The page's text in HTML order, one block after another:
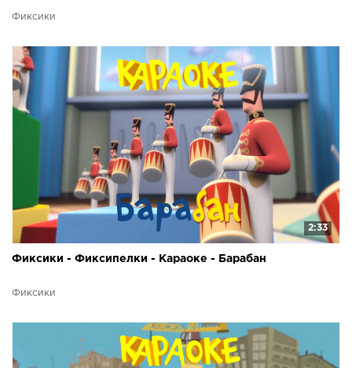
Фиксики
2:33
Фиксики - Фиксипелки - Караоке - Барабан
Фиксики